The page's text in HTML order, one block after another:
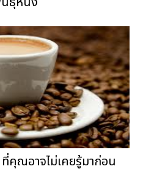
คุณอาจไม่เคยรู้มาก่อน